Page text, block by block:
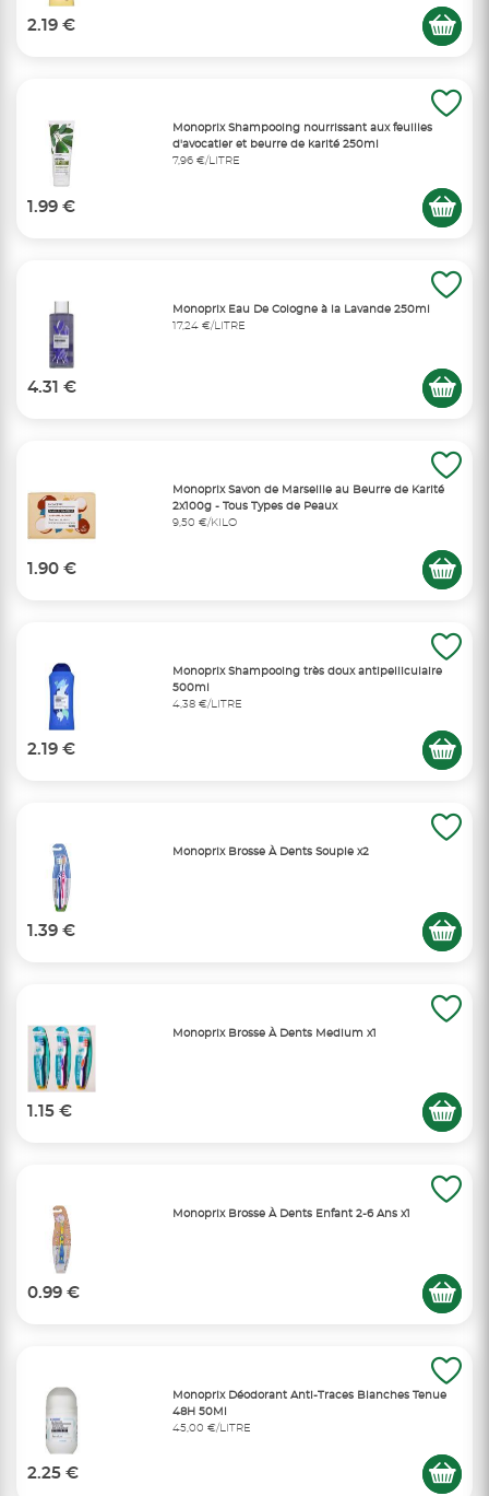
2.19 €
Monoprix Shampooing nourrissant aux feuilles
d'avocatier et beurre de karité 250ml
7,96 €/LITRE
1.99 €
Monoprix Eau De Cologne à la Lavande 250ml
17,24 €/LITRE
4.31 €
Monoprix Savon de Marseille au Beurre de Karité
2x100g - Tous Types de Peaux
9,50 €/KILO
1.90 €
Monoprix Shampooing très doux antipelliculaire
500ml
4,38 €/LITRE
2.19 €
Monoprix Brosse À Dents Souple x2
1.39 €
Monoprix Brosse À Dents Medium x1
1.15 €
Monoprix Brosse À Dents Enfant 2-6 Ans x1
0.99 €
Monoprix Déodorant Anti-Traces Blanches Tenue
48H 50Ml
45,00 €/LITRE
2.25 €